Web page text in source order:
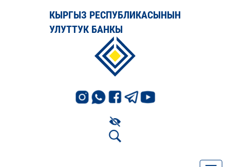
КЫРГЫЗ РЕСПУБЛИКАСЫНЫН
УЛУТТУК БАНКЫ